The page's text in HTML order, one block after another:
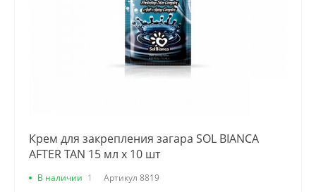
Крем для закрепления загара SOL BIANCA
AFTER TAN 15 мл х 10 шт
В наличии 1 Артикул 8819